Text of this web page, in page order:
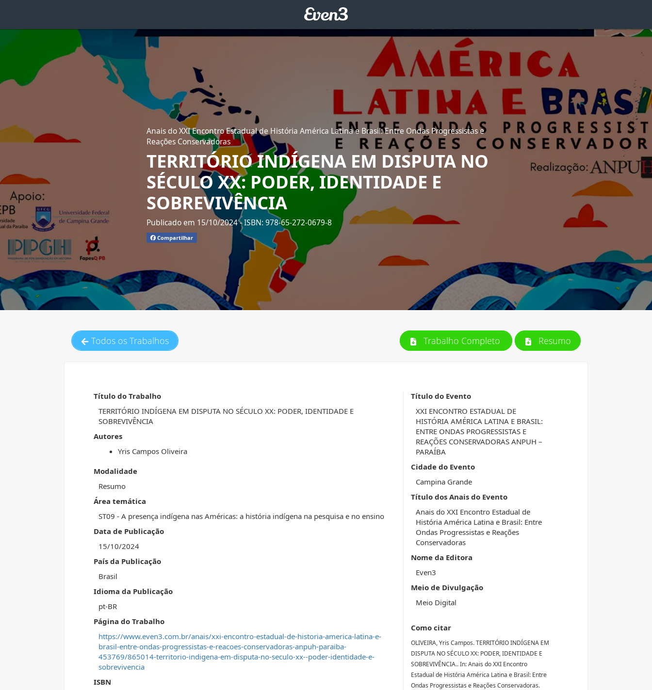
Anais do XXI Encontro Estadual de História América Latina e Brasil: Entre Ondas Progressistas e
Reações Conservadoras
TERRITÓRIO INDÍGENA EM DISPUTA NO
SÉCULO XX: PODER, IDENTIDADE E
SOBREVIVÊNCIA
Publicado em 15/10/2024- ISBN: 978-65-272-0679-8
Compartilhar
Todos os Trabalhos Trabalho Completo Resumo
Título do Trabalho
TERRITÓRIO INDÍGENA EM DISPUTA NO SÉCULO XX: PODER, IDENTIDADE E
SOBREVIVÊNCIA
Autores
Yris Campos Oliveira
Modalidade
Resumo
Área temática
ST09 - A presença indígena nas Américas: a história indígena na pesquisa e no ensino
Data de Publicação
15/10/2024
País da Publicação
Brasil
Idioma da Publicação
pt-BR
Página do Trabalho
https://www.even3.com.br/anais/xxi-encontro-estadual-de-historia-america-latina-e-
brasil-entre-ondas-progressistas-e-reacoes-conservadoras-anpuh-paraiba-
453769/865014-territorio-indigena-em-disputa-no-seculo-xx--poder-identidade-e-
sobrevivencia
ISBN
Título do Evento
XXI ENCONTRO ESTADUAL DE
HISTÓRIA AMÉRICA LATINA E BRASIL:
ENTRE ONDAS PROGRESSISTAS E
REAÇÕES CONSERVADORAS ANPUH –
PARAÍBA
Cidade do Evento
Campina Grande
Título dos Anais do Evento
Anais do XXI Encontro Estadual de
História América Latina e Brasil: Entre
Ondas Progressistas e Reações
Conservadoras
Nome da Editora
Even3
Meio de Divulgação
Meio Digital
Como citar
OLIVEIRA, Yris Campos. TERRITÓRIO INDÍGENA EM
DISPUTA NO SÉCULO XX: PODER, IDENTIDADE E
SOBREVIVÊNCIA.. In: Anais do XXI Encontro
Estadual de História América Latina e Brasil: Entre
Ondas Progressistas e Reações Conservadoras.